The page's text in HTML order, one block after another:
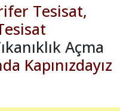
Tesisat,
Açma
Kapınızdayız